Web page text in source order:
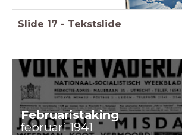
Slide 17 - Tekstslide
Februaristaking
februari 1941